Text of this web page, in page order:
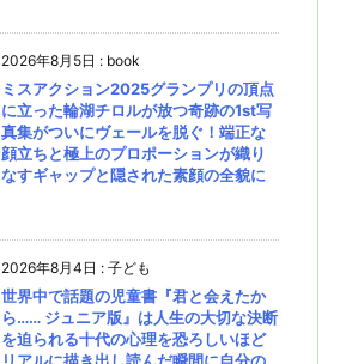
2026年8月5日 : book
ミスアクション2025グランプリの頂点
に立った輪湖チロルが放つ奇跡の1st写
真集がついにヴェールを脱ぐ！端正な
顔立ちと極上のプロポーションが織り
なすギャップと隠された素顔の全貌に
2026年8月4日 : 子ども
世界中で話題の児童書『君と会えたか
ら…… ジュニア版』は人生の大切な決断
を迫られる十代の心理を恐ろしいほど